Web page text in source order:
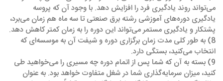
می‌تواند روند یادگیری فرد را افزایش دهد. با وجود آن که پروسه
یادگیری دوره‌های آموزشی رشته برق صنعتی تا سه ماه هم زمان می‌برد،
پشتکار و یادگیری مستمر می‌تواند این دوره را به زمان کمتر کاهش دهد.
8) به طور کلی مدت زمان برگزاری دوره و شیفت آن به موسسه‌ای که
انتخاب می‌کنید، بستگی دارد.
9) بسته به آن که شما پس از اتمام دوره چه مسیری را می‌خواهید طی
کنید، میزان سرمایه‌گذاری شما در شغل متفاوت خواهد بود. به عنوان